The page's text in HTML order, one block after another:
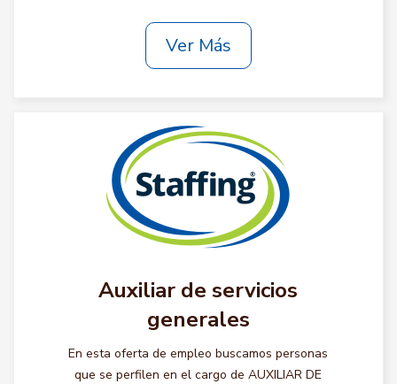
Ver Más
Auxiliar de servicios
generales
En esta oferta de empleo buscamos personas
que se perfilen en el cargo de AUXILIAR DE